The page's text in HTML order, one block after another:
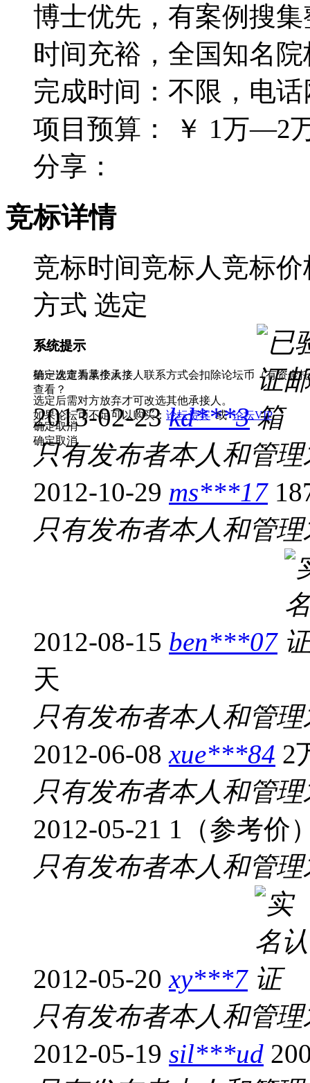
博士优先，有案例搜
时间充裕，全国知名
完成时间：不限，电
项目预算：
￥ 1万—2
分享：
竞标详情
竞标时间竞标人竞标
方式 选定
系统提示
第一次查看某个承接人联系方式会扣除论坛币（有资金
查看？
如果论坛币不足可以购买： 论坛贵宾或论坛VIP
确定取消
系统提示
确定选定为承接人？
选定后需对方放弃才可改选其他承接人。
确定取消
2013-02-23 kd***3
只有发布者本人和管
2012-10-29 ms***17
只有发布者本人和管
2012-08-15 ben***07
天
只有发布者本人和管
2012-06-08 xue***84 2
只有发布者本人和管
2012-05-21 1（参考价
只有发布者本人和管
2012-05-20 xy***7
只有发布者本人和管
2012-05-19 sil***ud